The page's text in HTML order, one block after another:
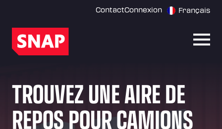
ContactConnexion Français
TROUVEZ UNE AIRE DE
REPOS POUR CAMIONS